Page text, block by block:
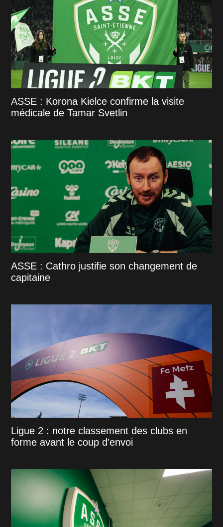
ASSE : Korona Kielce confirme la visite
médicale de Tamar Svetlin
ASSE : Cathro justifie son changement de
capitaine
Ligue 2 : notre classement des clubs en
forme avant le coup d'envoi